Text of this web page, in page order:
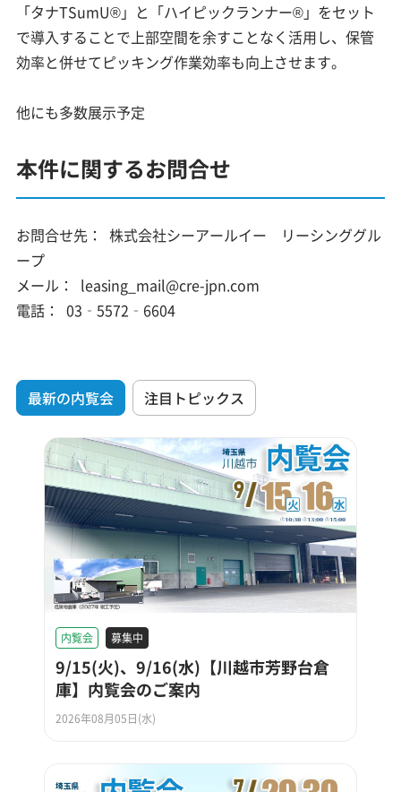
「タナTSumU®」と「ハイピックランナー®」をセット
で導入することで上部空間を余すことなく活用し、保管
効率と併せてピッキング作業効率も向上させます。
他にも多数展示予定
本件に関するお問合せ
お問合せ先：
株式会社シーアールイー リーシンググル
ープ
メール：
leasing_mail@cre-jpn.com
電話：
03‑5572‑6604
最新の内覧会 注目トピックス
内覧会 募集中
9/15(火)、9/16(水)【川越市芳野台倉
庫】内覧会のご案内
2026年08月05日(水)